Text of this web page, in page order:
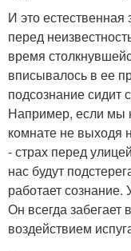
И это
перед
время
вписывалось в ее
подсознание сидит
Например, если мы
комнате не выходя
- страх перед
нас будут
работает сознание.
Он всегда
воздействием